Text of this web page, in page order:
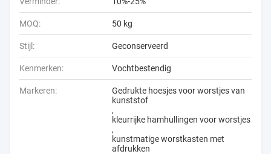
MOQ: 50 kg
Stijl: Geconserveerd
Kenmerken: Vochtbestendig
Markeren:
Gedrukte hoesjes voor worstjes van
kunststof
,
kleurrijke hamhullingen voor worstjes
,
kunstmatige worstkasten met
afdrukken